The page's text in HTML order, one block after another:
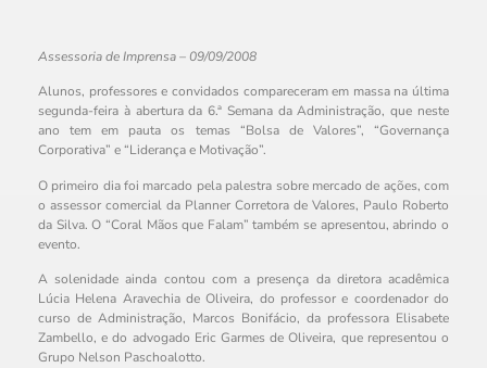
Assessoria de Imprensa – 09/09/2008
Alunos, professores e convidados compareceram em massa na última
segunda-feira à abertura da 6.ª Semana da Administração, que neste
ano tem em pauta os temas “Bolsa de Valores”, “Governança
Corporativa” e “Liderança e Motivação”.
O primeiro dia foi marcado pela palestra sobre mercado de ações, com
o assessor comercial da Planner Corretora de Valores, Paulo Roberto
da Silva. O “Coral Mãos que Falam” também se apresentou, abrindo o
evento.
A solenidade ainda contou com a presença da diretora acadêmica
Lúcia Helena Aravechia de Oliveira, do professor e coordenador do
curso de Administração, Marcos Bonifácio, da professora Elisabete
Zambello, e do advogado Eric Garmes de Oliveira, que representou o
Grupo Nelson Paschoalotto.